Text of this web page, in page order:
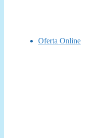
Oferta Online